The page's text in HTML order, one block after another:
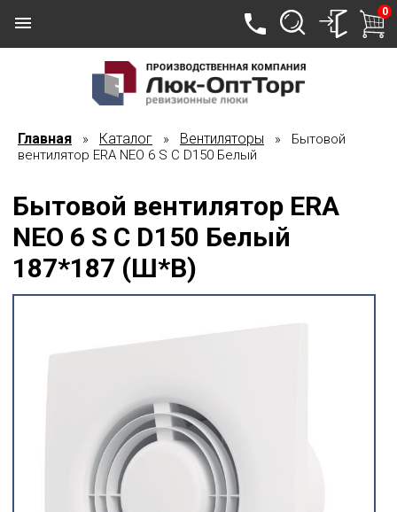
0
Главная » Каталог » Вентиляторы » Бытовой
вентилятор ERA NEO 6 S C D150 Белый
Бытовой вентилятор ERA
NEO 6 S C D150 Белый
187*187 (Ш*В)